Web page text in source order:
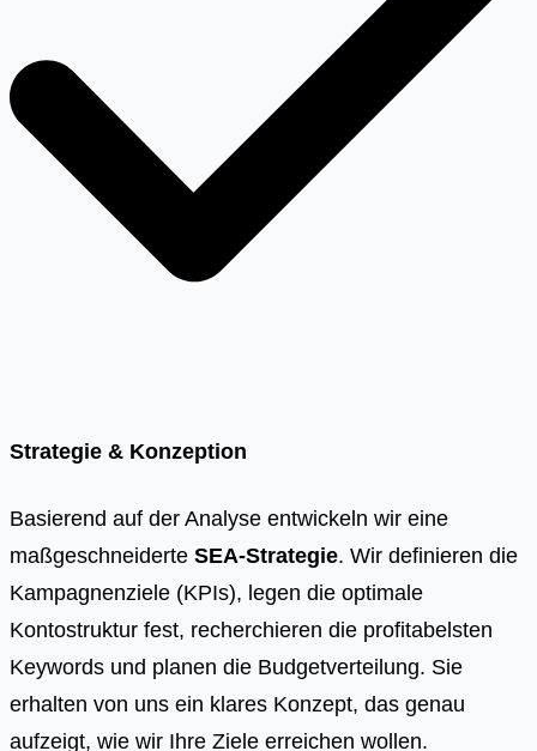
Strategie & Konzeption
Basierend auf der Analyse entwickeln wir eine
maßgeschneiderte SEA-Strategie. Wir definieren die
Kampagnenziele (KPIs), legen die optimale
Kontostruktur fest, recherchieren die profitabelsten
Keywords und planen die Budgetverteilung. Sie
erhalten von uns ein klares Konzept, das genau
aufzeigt, wie wir Ihre Ziele erreichen wollen.